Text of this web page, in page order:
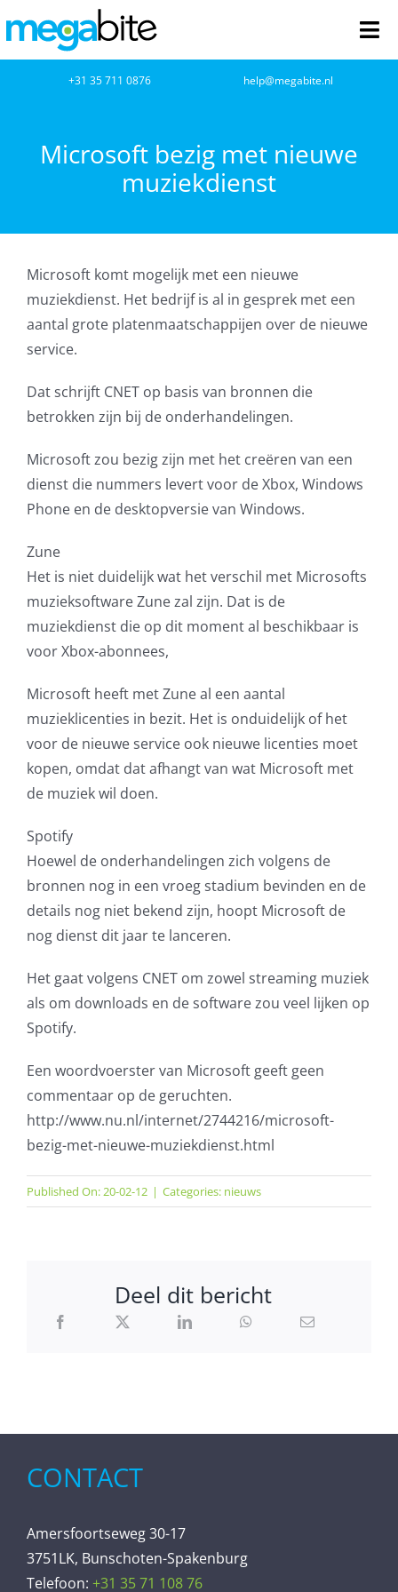
naar
inhoud
Netwerkbeheer
Cloud Computing
VOIP
AVG
Office365
Glasvezelverbindingen
Microsoft software licenties
SLA overeenkomsten
WordPress SLA Contract
Contact
+31 35 711 0876 help@megabite.nl
Microsoft bezig met nieuwe
muziekdienst
Microsoft komt mogelijk met een nieuwe
muziekdienst. Het bedrijf is al in gesprek met een
aantal grote platenmaatschappijen over de nieuwe
service.
Dat schrijft CNET op basis van bronnen die
betrokken zijn bij de onderhandelingen.
Microsoft zou bezig zijn met het creëren van een
dienst die nummers levert voor de Xbox, Windows
Phone en de desktopversie van Windows.
Zune
Het is niet duidelijk wat het verschil met Microsofts
muzieksoftware Zune zal zijn. Dat is de
muziekdienst die op dit moment al beschikbaar is
voor Xbox-abonnees,
Microsoft heeft met Zune al een aantal
muzieklicenties in bezit. Het is onduidelijk of het
voor de nieuwe service ook nieuwe licenties moet
kopen, omdat dat afhangt van wat Microsoft met
de muziek wil doen.
Spotify
Hoewel de onderhandelingen zich volgens de
bronnen nog in een vroeg stadium bevinden en de
details nog niet bekend zijn, hoopt Microsoft de
nog dienst dit jaar te lanceren.
Het gaat volgens CNET om zowel streaming muziek
als om downloads en de software zou veel lijken op
Spotify.
Een woordvoerster van Microsoft geeft geen
commentaar op de geruchten.
http://www.nu.nl/internet/2744216/microsoft-
bezig-met-nieuwe-muziekdienst.html
Published On: 20-02-12 | Categories: nieuws
Deel dit bericht
CONTACT
Amersfoortseweg 30-17
3751LK, Bunschoten-Spakenburg
Telefoon: +31 35 71 108 76